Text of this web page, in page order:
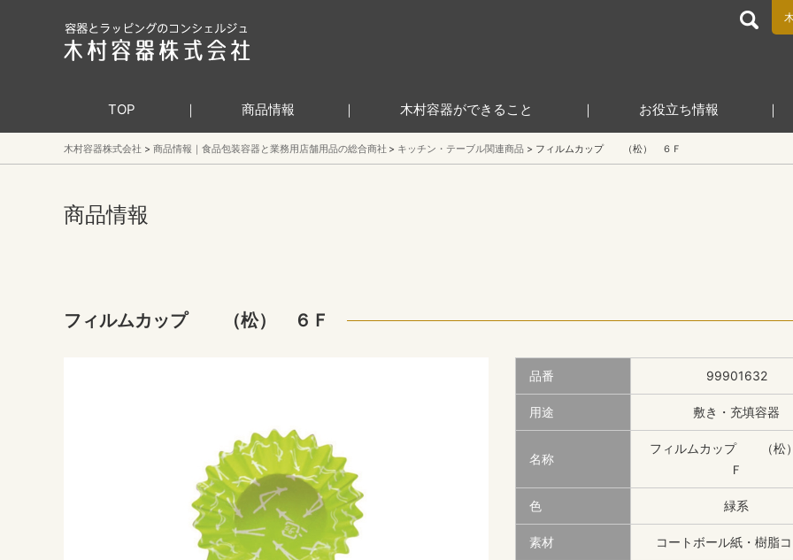
食品包装容器と業務用店舗用品の総合商社 木村容器株式会
TOP 商品情報 木村容器ができること お役立ち情報
木村容器株式会社 商品情報｜食品包装容器と業務用店舗用品の総合商社 キッチン・テーブル関連商品 フィルムカップ （松） ６Ｆ
商品情報
フィルムカップ （松） ６Ｆ
品番 99901632
用途 敷き・充填容器
名称
フィルムカップ （松
Ｆ
色 緑系
素材 コートボール紙・樹脂